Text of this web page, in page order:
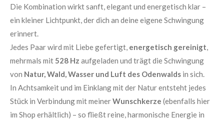
Die Kombination wirkt sanft, elegant und energetisch klar –
ein kleiner Lichtpunkt, der dich an deine eigene Schwingung
erinnert.
Jedes Paar wird mit Liebe gefertigt, energetisch gereinigt,
mehrmals mit 528 Hz aufgeladen und trägt die Schwingung
von Natur, Wald, Wasser und Luft des Odenwalds in sich.
In Achtsamkeit und im Einklang mit der Natur entsteht jedes
Stück in Verbindung mit meinerWunschkerze (ebenfalls hier
im Shop erhältlich) – so fließt reine, harmonische Energie in